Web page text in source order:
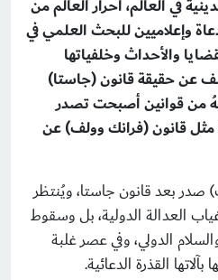
في العالم، أحرار العالم من
وإعلاميين للبحث العلمي في
والأحداث وخلفياتها
عن حقيقة قانون (جاستا)
من قوانين أصبحت تصدر
مثل قانون (فرانك وولف) عن
بعد قانون جاستا، ويُنتظر
العدالة الدولية، بل وسقوط
الدولي، وفي عصر غلبة
القذرة الدعائية.